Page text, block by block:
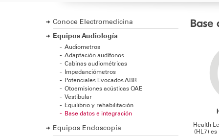
Conoce Electromedicina
Equipos Audiología
Audiometros
Adaptación audífonos
Cabinas audiométricas
Impedanciómetros
Potenciales Evocados ABR
Otoemisiones acústicas OAE
Vestibular
Equilibrio y rehabilitación
Base datos e integración
Equipos Endoscopia
Health
(HL7)